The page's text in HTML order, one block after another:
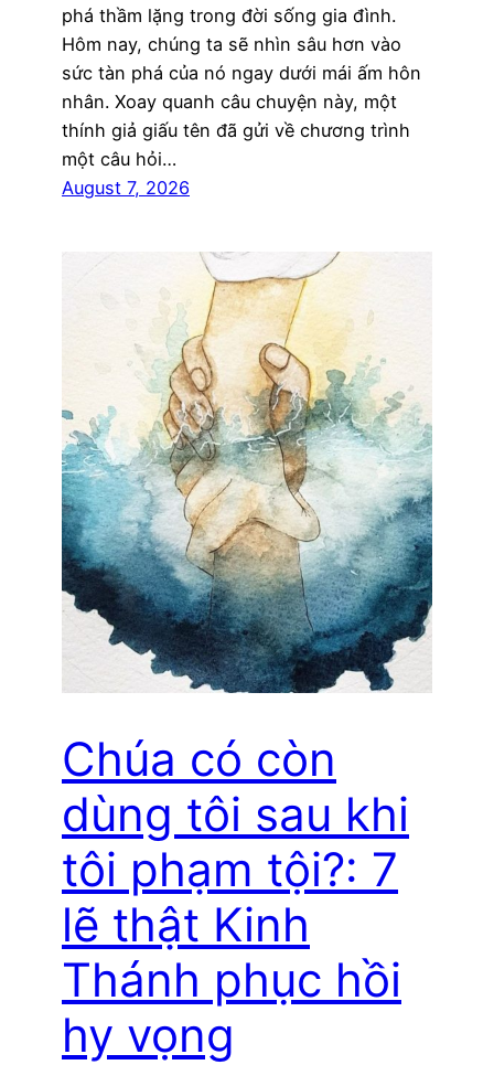
phá thầm lặng trong đời sống gia đình.
Hôm nay, chúng ta sẽ nhìn sâu hơn vào
sức tàn phá của nó ngay dưới mái ấm hôn
nhân. Xoay quanh câu chuyện này, một
thính giả giấu tên đã gửi về chương trình
một câu hỏi…
August 7, 2026
Chúa có còn
dùng tôi sau khi
tôi phạm tội?: 7
lẽ thật Kinh
Thánh phục hồi
hy vọng